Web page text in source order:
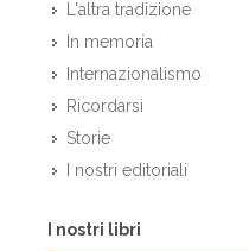
L'altra tradizione
In memoria
Internazionalismo
Ricordarsi
Storie
I nostri editoriali
I nostri libri